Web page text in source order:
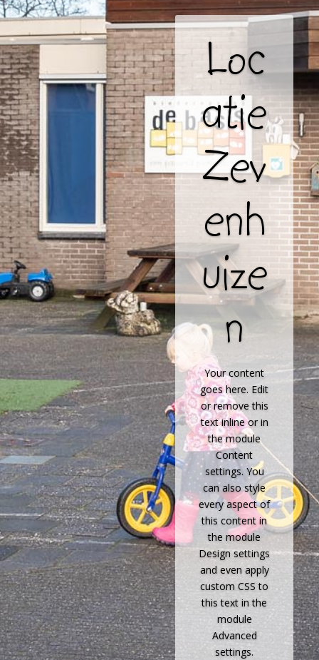
Loc
atie
Zev
enh
uize
n
Your content
goes here. Edit
or remove this
text inline or in
the module
Content
settings. You
can also style
every aspect of
this content in
the module
Design settings
and even apply
custom CSS to
this text in the
module
Advanced
settings.